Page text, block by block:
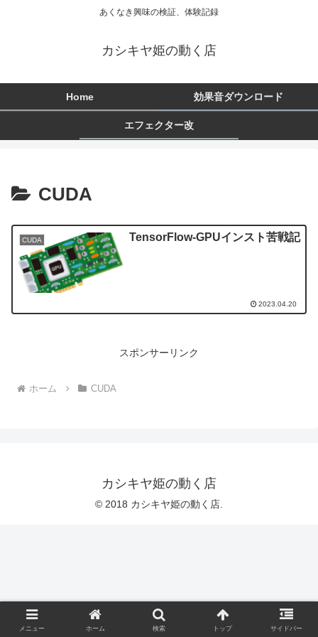
あくなき興味の検証、体験記録
カシキヤ姫の動く店
Home 効果音ダウンロード
エフェクター改
CUDA
CUDA TensorFlow-GPUインスト苦戦記
2023.04.20
スポンサーリンク
ホーム CUDA
カシキヤ姫の動く店
© 2018 カシキヤ姫の動く店.
メニュー ホーム 検索 トップ サイドバー